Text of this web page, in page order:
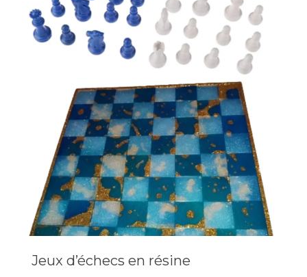
Jeux d’échecs en résine